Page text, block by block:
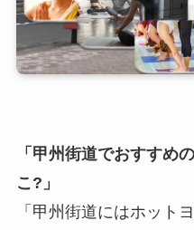
「甲州街道でおすすめ
こ?」
「甲州街道にはホット